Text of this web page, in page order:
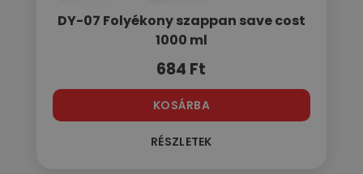
DY-07 Folyékony szappan save cost
1000 ml
684 Ft
KOSÁRBA
RÉSZLETEK